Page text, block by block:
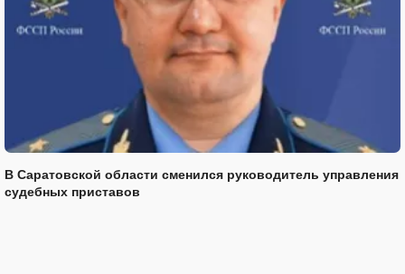
В Саратовской области сменился руководитель управления
судебных приставов